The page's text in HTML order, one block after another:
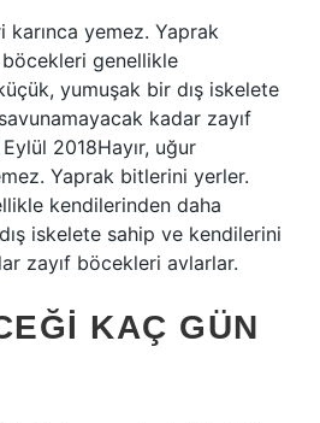
karınca yemez. Yaprak
genellikle
yumuşak bir dış iskelete
kadar zayıf
2018Hayır, uğur
Yaprak bitlerini yerler.
kendilerinden daha
iskelete sahip ve kendilerini
zayıf böcekleri avlarlar.
KAÇ GÜN